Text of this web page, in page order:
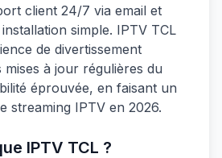
client 24/7 via email et
simple. IPTV TCL
de divertissement
à jour régulières du
éprouvée, en faisant un
streaming IPTV en 2026.
IPTV TCL ?